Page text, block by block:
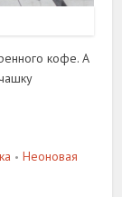
кофе. А
• Неоновая